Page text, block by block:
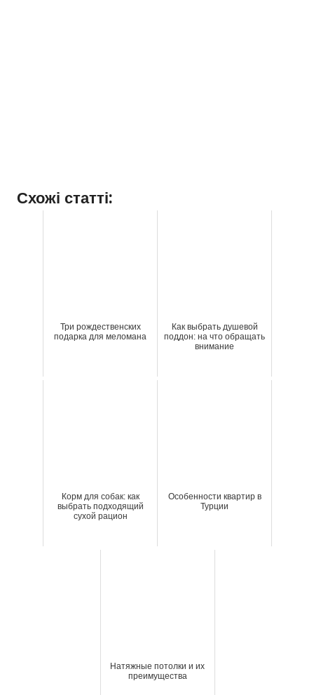
Схожі статті:
Три рождественских
подарка для меломана
Как выбрать душевой
поддон: на что обращать
внимание
Корм для собак: как
выбрать подходящий
сухой рацион
Особенности квартир в
Турции
Натяжные потолки и их
преимущества